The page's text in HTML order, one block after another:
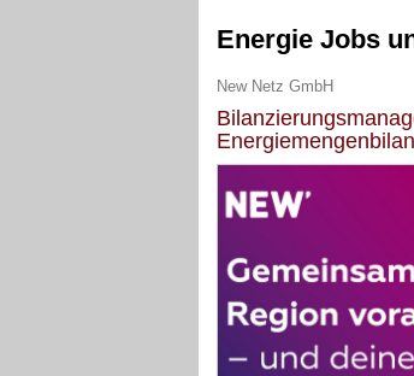
Energie Jobs
New Netz GmbH